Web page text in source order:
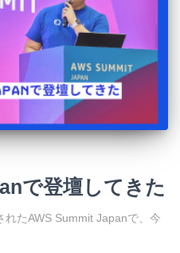
で登壇してきた
たAWS Summit Japanで、今